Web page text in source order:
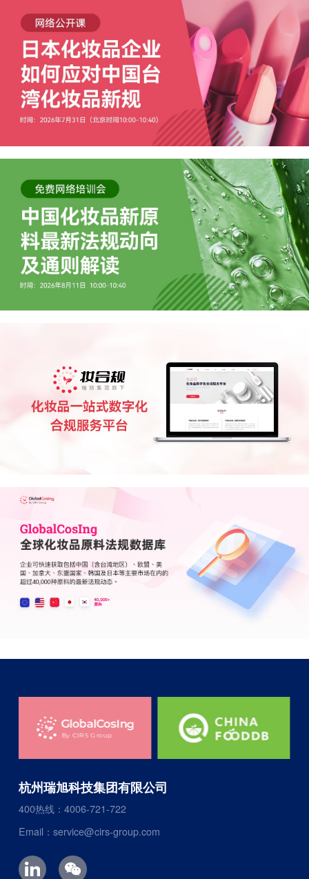
杭州瑞旭科技集团有限公司
400热线：4006-721-722
Email：service@cirs-group.com